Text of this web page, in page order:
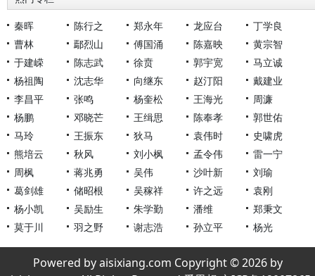
秦晖 陈行之 郑永年 龙应台
丁学良
曹林
鄢烈山 傅国涌 陈嘉映
黄宗智
于建嵘
陈志武 徐贲 郭宇宽
马立诚
杨祖陶
沈志华 向继东 赵汀阳
戴建业
李昌平
张鸣 杨奎松 王海光
周濂
杨鹏
邓晓芒 王缉思 陈奉孝
郭世佑
马玲
王振东 狄马 袁伟时
史啸虎
熊培云
秋风 刘小枫 孟令伟
雷一宁
周枫
蒋兆勇 吴伟 沙叶新
刘瑜
葛剑雄
储昭根 吴稼祥 许之远
袁刚
杨小凯
吴励生 朱学勤 潘维
郑秉文
莫于川
羽之野 谢志浩 孙立平 杨光
Powered by aisixiang.com Copyright © 2026 by